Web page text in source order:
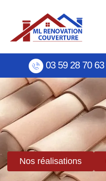
03 59 28 70 63
Nos réalisations